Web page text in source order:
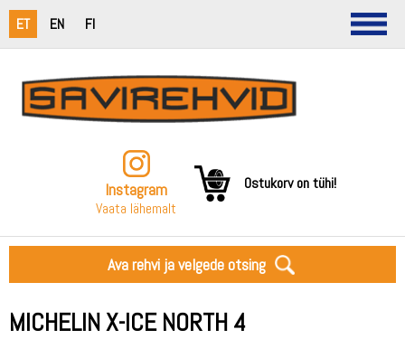
ET EN FI
Instagram
Vaata lähemalt
Ostukorv on tühi!
Ava rehvi ja velgede otsing
MICHELIN X-ICE NORTH 4